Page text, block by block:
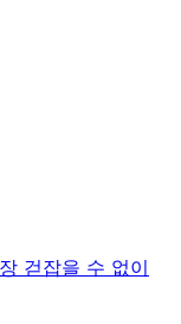
걷잡을 수 없이